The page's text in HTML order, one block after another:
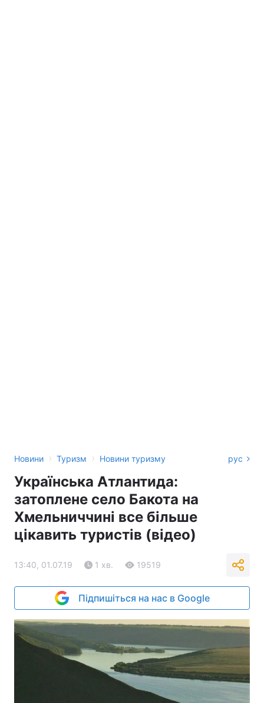
Новини › Туризм › Новини туризму рус
Українська Атлантида:
затоплене село Бакота на
Хмельниччині все більше
цікавить туристів (відео)
13:40, 01.07.19 1 хв. 19519
Підпишіться на нас в Google